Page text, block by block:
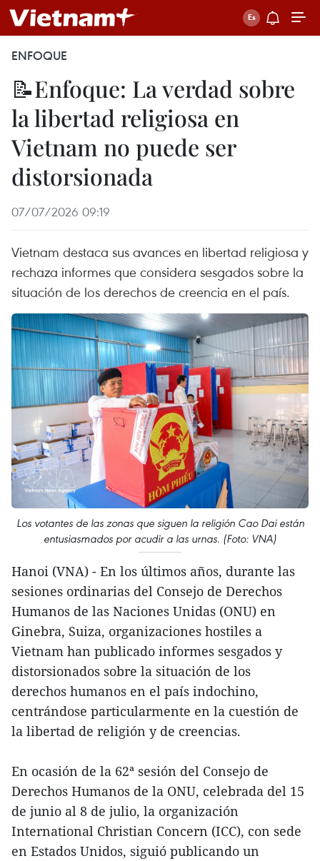
ENFOQUE
📝Enfoque: La verdad sobre
la libertad religiosa en
Vietnam no puede ser
distorsionada
07/07/2026 09:19
Vietnam destaca sus avances en libertad religiosa y
rechaza informes que considera sesgados sobre la
situación de los derechos de creencia en el país.
Los votantes de las zonas que siguen la religión Cao Dai están
entusiasmados por acudir a las urnas. (Foto: VNA)
Hanoi (VNA) - En los últimos años, durante las
sesiones ordinarias del Consejo de Derechos
Humanos de las Naciones Unidas (ONU) en
Ginebra, Suiza, organizaciones hostiles a
Vietnam han publicado informes sesgados y
distorsionados sobre la situación de los
derechos humanos en el país indochino,
centrándose particularmente en la cuestión de
la libertad de religión y de creencias.
En ocasión de la 62ª sesión del Consejo de
Derechos Humanos de la ONU, celebrada del 15
de junio al 8 de julio, la organización
International Christian Concern (ICC), con sede
en Estados Unidos, siguió publicando un